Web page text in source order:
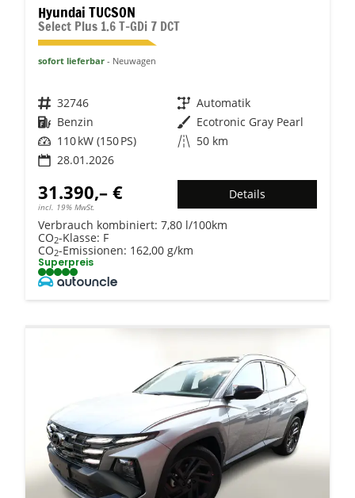
Hyundai TUCSON
Select Plus 1.6 T-GDi 7 DCT
sofort lieferbar Neuwagen
Fahrzeugnr. 32746 Getriebe Automatik
Kraftstoff Benzin Außenfarbe Ecotronic Gray Pearl
Leistung 110 kW (150 PS) Kilometerstand 50 km
28.01.2026
31.390,– €
incl. 19% MwSt.
Details
Verbrauch kombiniert: 7,80 l/100km
CO2-Klasse: F
CO2-Emissionen: 162,00 g/km
Superpreis